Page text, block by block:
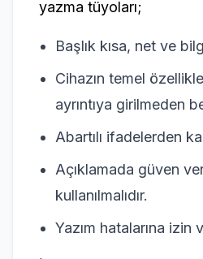
yazma tüyoları;
Başlık kısa, net ve
Cihazın temel
ayrıntıya girilmeden
Abartılı ifadelerden
Açıklamada güven
kullanılmalıdır.
Yazım hatalarına izin